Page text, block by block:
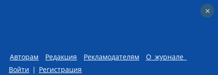
Авторам Редакция Рекламодателям
О журнале
Войти | Регистрация
×
×